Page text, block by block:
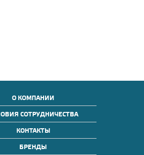
О КОМПАНИИ
СОТРУДНИЧЕСТВА
КОНТАКТЫ
БРЕНДЫ